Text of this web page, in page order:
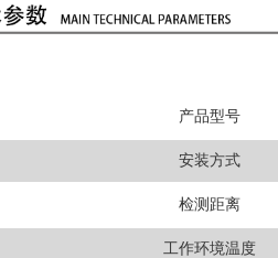
产品型号
安装方式
检测距离
工作环境温度